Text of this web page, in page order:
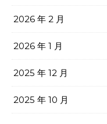
2026 年 2 月
2026 年 1 月
2025 年 12 月
2025 年 10 月